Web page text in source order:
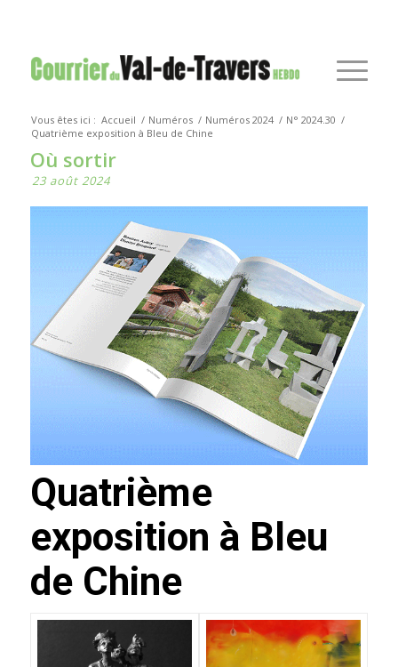
Vous êtes ici : Accueil / Numéros / Numéros 2024 / N° 2024.30 /
Quatrième exposition à Bleu de Chine
Où sortir
23 août 2024
Quatrième
exposition à Bleu
de Chine